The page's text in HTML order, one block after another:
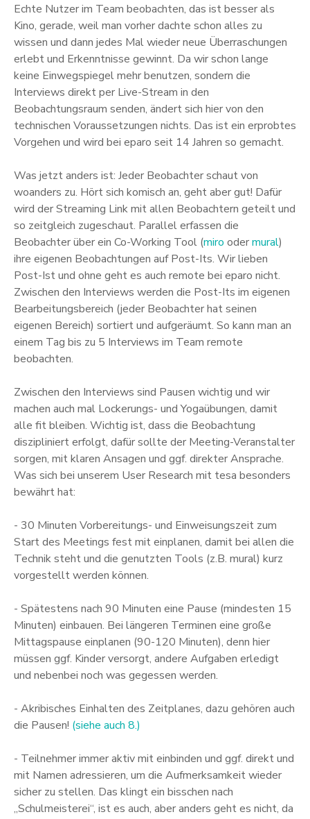
Echte Nutzer im Team beobachten, das ist besser als
Kino, gerade, weil man vorher dachte schon alles zu
wissen und dann jedes Mal wieder neue Überraschungen
erlebt und Erkenntnisse gewinnt. Da wir schon lange
keine Einwegspiegel mehr benutzen, sondern die
Interviews direkt per Live-Stream in den
Beobachtungsraum senden, ändert sich hier von den
technischen Voraussetzungen nichts. Das ist ein erprobtes
Vorgehen und wird bei eparo seit 14 Jahren so gemacht.
Was jetzt anders ist: Jeder Beobachter schaut von
woanders zu. Hört sich komisch an, geht aber gut! Dafür
wird der Streaming Link mit allen Beobachtern geteilt und
so zeitgleich zugeschaut. Parallel erfassen die
Beobachter über ein Co-Working Tool (miro odermural)
ihre eigenen Beobachtungen auf Post-Its. Wir lieben
Post-Ist und ohne geht es auch remote bei eparo nicht.
Zwischen den Interviews werden die Post-Its im eigenen
Bearbeitungsbereich (jeder Beobachter hat seinen
eigenen Bereich) sortiert und aufgeräumt. So kann man an
einem Tag bis zu 5 Interviews im Team remote
beobachten.
Zwischen den Interviews sind Pausen wichtig und wir
machen auch mal Lockerungs- und Yogaübungen, damit
alle fit bleiben. Wichtig ist, dass die Beobachtung
diszipliniert erfolgt, dafür sollte der Meeting-Veranstalter
sorgen, mit klaren Ansagen und ggf. direkter Ansprache.
Was sich bei unserem User Research mit tesa besonders
bewährt hat:
- 30 Minuten Vorbereitungs- und Einweisungszeit zum
Start des Meetings fest mit einplanen, damit bei allen die
Technik steht und die genutzten Tools (z.B. mural) kurz
vorgestellt werden können.
- Spätestens nach 90 Minuten eine Pause (mindesten 15
Minuten) einbauen. Bei längeren Terminen eine große
Mittagspause einplanen (90-120 Minuten), denn hier
müssen ggf. Kinder versorgt, andere Aufgaben erledigt
und nebenbei noch was gegessen werden.
- Akribisches Einhalten des Zeitplanes, dazu gehören auch
die Pausen! (siehe auch 8.)
- Teilnehmer immer aktiv mit einbinden und ggf. direkt und
mit Namen adressieren, um die Aufmerksamkeit wieder
sicher zu stellen. Das klingt ein bisschen nach
„Schulmeisterei“, ist es auch, aber anders geht es nicht, da